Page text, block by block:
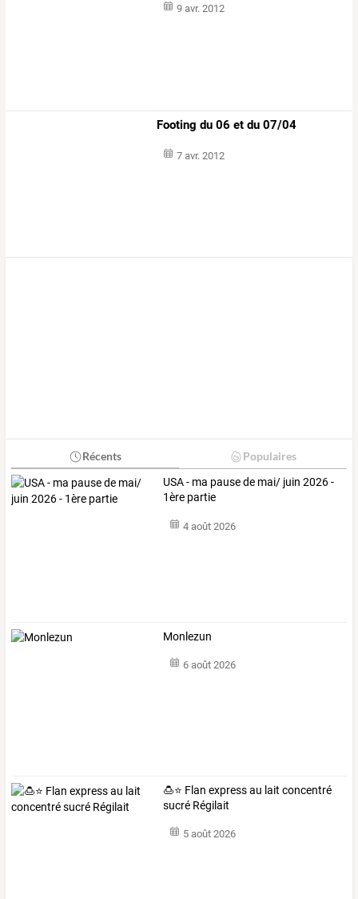
9 avr. 2012
Footing du 06 et du 07/04
7 avr. 2012
Récents Populaires
USA - ma pause de mai/ juin 2026 -
1ère partie
4 août 2026
Monlezun
6 août 2026
🍮⭐ Flan express au lait concentré
sucré Régilait
5 août 2026